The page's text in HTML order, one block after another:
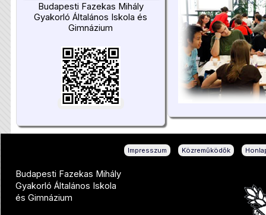
Budapesti Fazekas Mihály
Gyakorló Általános Iskola és
Gimnázium
Impresszum Közreműködők
Budapesti Fazekas Mihály
Gyakorló Általános Iskola
és Gimnázium